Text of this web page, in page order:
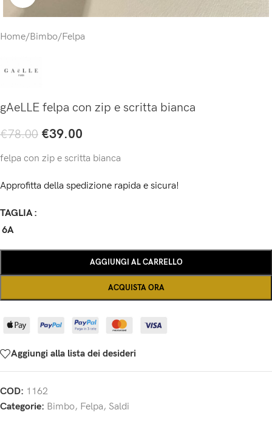
Home/Bimbo/Felpa
gAeLLE felpa con zip e scritta bianca
€78.00 €39.00
felpa con zip e scritta bianca
Approfitta della spedizione rapida e sicura!
TAGLIA
6A
AGGIUNGI AL CARRELLO
ACQUISTA ORA
Aggiungi alla lista dei desideri
COD: 1162
Categorie: Bimbo, Felpa, Saldi